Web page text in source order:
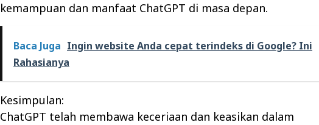
kemampuan dan manfaat ChatGPT di masa depan.
Baca Juga Ingin website Anda cepat terindeks di Google? Ini
Rahasianya
Kesimpulan:
ChatGPT telah membawa keceriaan dan keasikan dalam